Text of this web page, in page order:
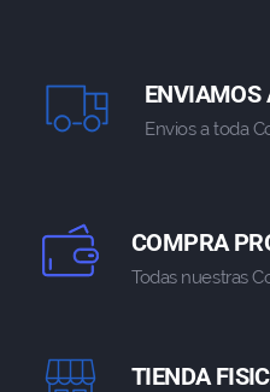
ENVIAMOS
Envios a toda
COMPRA
Todas nuestras
TIENDA